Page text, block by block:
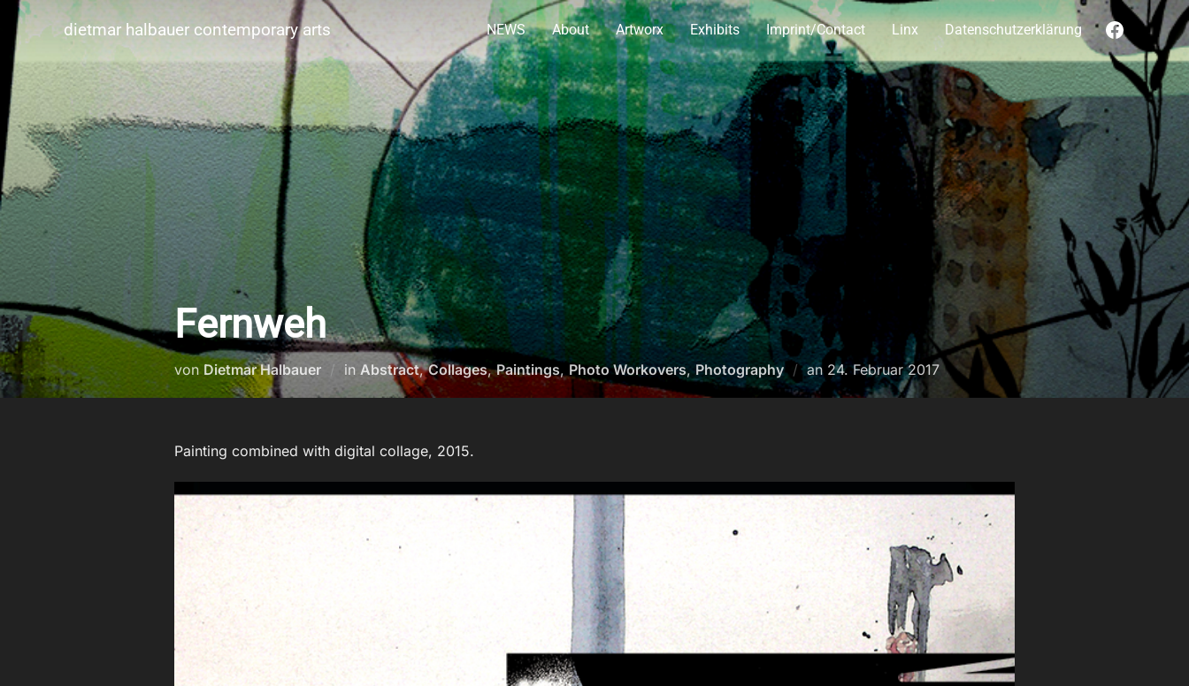
Zum
Inhalt
springen
dietmar halbauer contemporary arts NEWS About Artworx Exhibits Imprint/Contact Linx Datenschutzerklärung
Fernweh
von Dietmar Halbauer in Abstract,Collages,Paintings, Photo Workovers, Photography an Veröffentlicht
am
24. Februar 2017
Painting combined with digital collage, 2015.